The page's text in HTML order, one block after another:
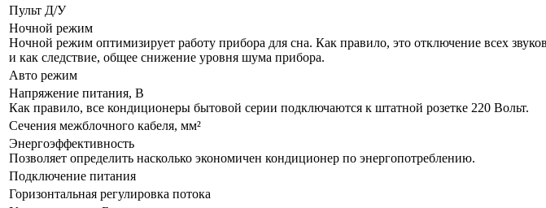
Пульт Д/У
Ночной режим
Ночной режим оптимизирует работу прибора для сна. Как правило, это отключение всех
и как следствие, общее снижение уровня шума прибора.
Авто режим
Напряжение питания, В
Как правило, все кондиционеры бытовой серии подключаются к штатной розетке 220 Вольт.
Сечения межблочного кабеля, мм²
Энергоэффективность
Позволяет определить насколько экономичен кондиционер по энергопотреблению.
Подключение питания
Горизонтальная регулировка потока